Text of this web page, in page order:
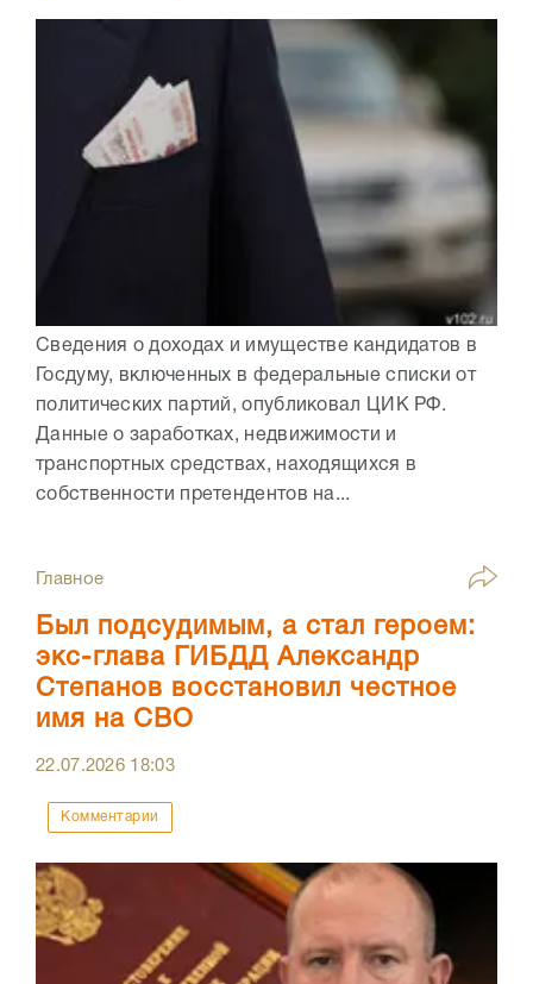
Сведения о доходах и имуществе кандидатов в
Госдуму, включенных в федеральные списки от
политических партий, опубликовал ЦИК РФ.
Данные о заработках, недвижимости и
транспортных средствах, находящихся в
собственности претендентов на...
Главное
Был подсудимым, а стал героем:
экс-глава ГИБДД Александр
Степанов восстановил честное
имя на СВО
22.07.2026 18:03
Комментарии